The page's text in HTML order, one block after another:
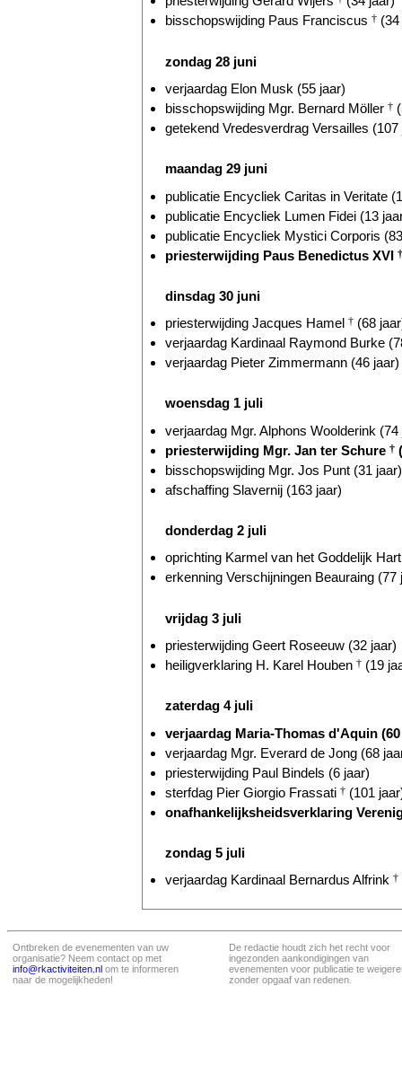
bisschopswijding Paus Franciscus †
zondag 28 juni
verjaardag Elon Musk (55 jaar)
bisschopswijding Mgr. Bernard Möller †
getekend Vredesverdrag Versailles (107
maandag 29 juni
publicatie Encycliek Caritas in Veritate
publicatie Encycliek Lumen Fidei (13
publicatie Encycliek Mystici Corporis
priesterwijding Paus Benedictus XVI †
dinsdag 30 juni
priesterwijding Jacques Hamel † (68
verjaardag Kardinaal Raymond Burke
verjaardag Pieter Zimmermann (46 jaar)
woensdag 1 juli
verjaardag Mgr. Alphons Woolderink (74
priesterwijding Mgr. Jan ter Schure †
bisschopswijding Mgr. Jos Punt (31 jaar)
afschaffing Slavernij (163 jaar)
donderdag 2 juli
oprichting Karmel van het Goddelijk
erkenning Verschijningen Beauraing (77
vrijdag 3 juli
priesterwijding Geert Roseeuw (32 jaar)
heiligverklaring H. Karel Houben † (19
zaterdag 4 juli
verjaardag Maria-Thomas d'Aquin
verjaardag Mgr. Everard de Jong (68
priesterwijding Paul Bindels (6 jaar)
sterfdag Pier Giorgio Frassati † (101
onafhankelijksheidsverklaring
zondag 5 juli
verjaardag Kardinaal Bernardus Alfrink †
Ontbreken de evenementen van uw
organisatie? Neem contact op met
info@rkactiviteiten.nl om te informeren
naar de mogelijkheden!
De redactie houdt zich het recht voor
ingezonden aankondigingen van
evenementen voor publicatie te
zonder opgaaf van redenen.